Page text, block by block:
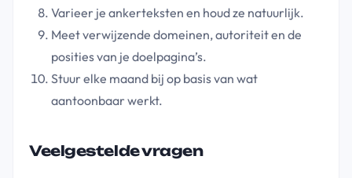
Varieer je ankerteksten en houd ze natuurlijk.
Meet verwijzende domeinen, autoriteit en de
posities van je doelpagina’s.
Stuur elke maand bij op basis van wat
aantoonbaar werkt.
Veelgestelde vragen